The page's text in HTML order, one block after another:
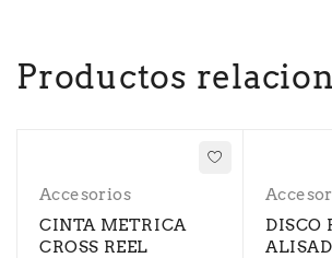
Productos
Accesorios
CINTA METRICA
CROSS REEL
DISCO